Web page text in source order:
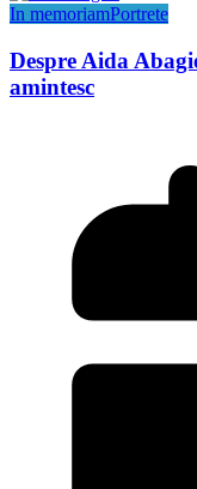
In memoriamPortrete
Despre Aida
amintesc